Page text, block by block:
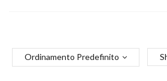
Ordinamento Predefinito